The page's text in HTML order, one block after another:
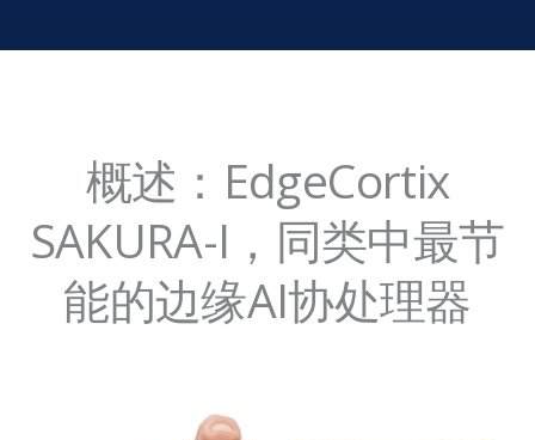
概述：EdgeCortix
SAKURA-I，同类中最节
能的边缘AI协处理器